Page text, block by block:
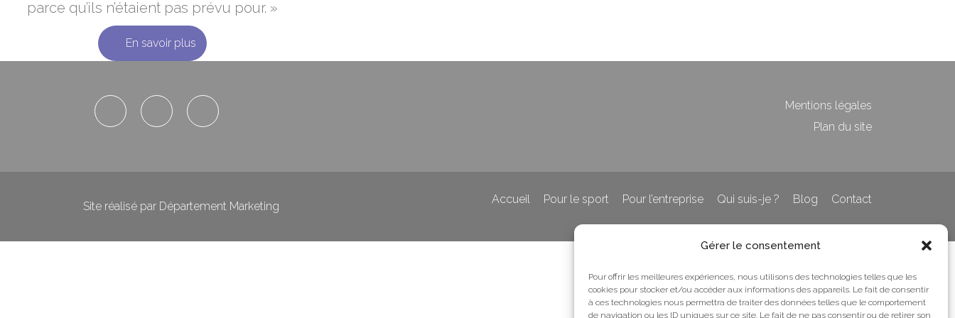
Gérer le consentement
Pour offrir les meilleures expériences, nous utilisons des technologies telles que les
cookies pour stocker et/ou accéder aux informations des appareils. Le fait de consentir
à ces technologies nous permettra de traiter des données telles que le comportement
de navigation ou les ID uniques sur ce site. Le fait de ne pas consentir ou de retirer son
parce qu’ils n’étaient pas prévu pour. »
En savoir plus
Mentions légales
Plan du site
Site réalisé par Département Marketing
Accueil Pour le sport Pour l’entreprise Qui suis-je ? Blog Contact